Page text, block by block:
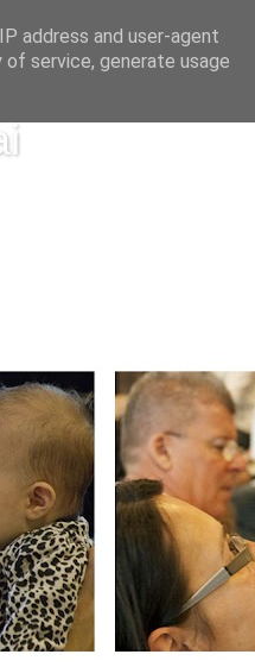
address and user-agent
service, generate usage